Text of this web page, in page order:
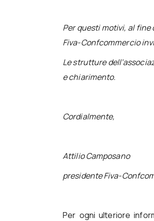
Per questi motivi, al
Fiva-Confcommercio
Le strutture
e chiarimento.
Cordialmente,
Attilio Camposano
presidente Fiva-
Per ogni ulteriore